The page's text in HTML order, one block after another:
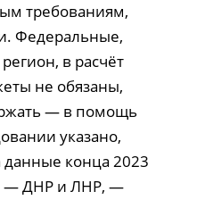
требованиям,
Федеральные,
в расчёт
не обязаны,
— в помощь
указано,
данные конца 2023
— ДНР и ЛНР, —